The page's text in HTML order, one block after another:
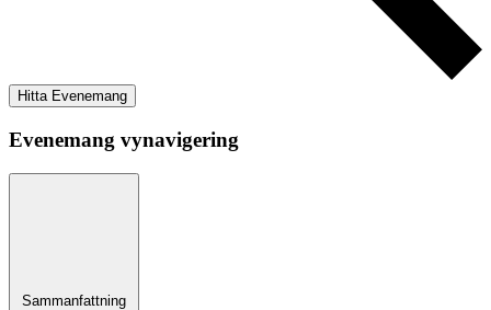
Hitta Evenemang
Evenemang vynavigering
Sammanfattning